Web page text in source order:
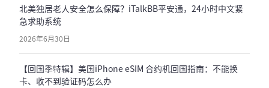
北美独居老人安全怎么保障？iTalkBB平安通，24小时中文紧
急求助系统
2026年6月30日
【回国季特辑】美国iPhone eSIM 合约机回国指南：不能换
卡、收不到验证码怎么办